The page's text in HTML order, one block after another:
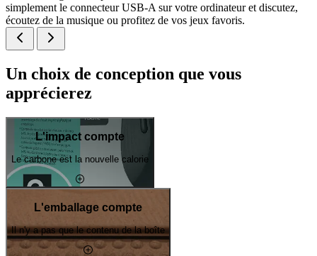
simplement le connecteur USB-A sur votre ordinateur et discutez,
écoutez de la musique ou profitez de vos jeux favoris.
Un choix de conception que vous
apprécierez
L'impact compte
Le carbone est la nouvelle calorie
L'emballage compte
Il n'y a pas que le contenu de la boîte